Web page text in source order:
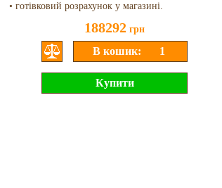
• готівковий розрахунок у магазині.
188292 грн